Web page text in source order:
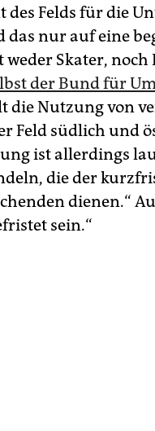
des Felds für die
das nur auf eine
weder Skater,
der Bund für
die Nutzung von
Feld südlich und
ist allerdings
die der
dienen.“
sein.“